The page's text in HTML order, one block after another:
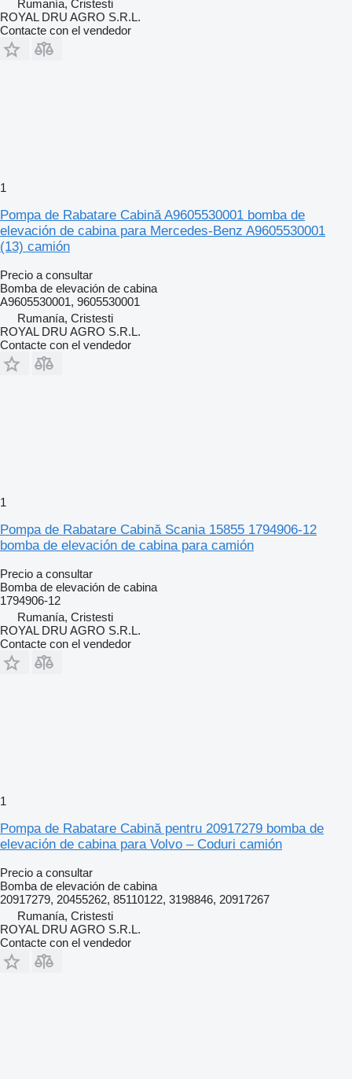
Rumanía, Cristesti
ROYAL DRU AGRO S.R.L.
Contacte con el vendedor
1
Pompa de Rabatare Cabină A9605530001 bomba de
elevación de cabina para Mercedes-Benz A9605530001
(13) camión
Precio a consultar
Bomba de elevación de cabina
A9605530001, 9605530001
Rumanía, Cristesti
ROYAL DRU AGRO S.R.L.
Contacte con el vendedor
1
Pompa de Rabatare Cabină Scania 15855 1794906-12
bomba de elevación de cabina para camión
Precio a consultar
Bomba de elevación de cabina
1794906-12
Rumanía, Cristesti
ROYAL DRU AGRO S.R.L.
Contacte con el vendedor
1
Pompa de Rabatare Cabină pentru 20917279 bomba de
elevación de cabina para Volvo – Coduri camión
Precio a consultar
Bomba de elevación de cabina
20917279, 20455262, 85110122, 3198846, 20917267
Rumanía, Cristesti
ROYAL DRU AGRO S.R.L.
Contacte con el vendedor